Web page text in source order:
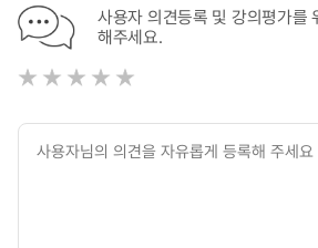
사용자 의견등록 및 강의평가를
해주세요.